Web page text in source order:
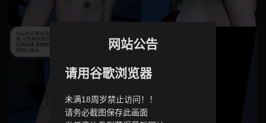
网站公告
请用谷歌浏览器
未满18周岁禁止访问！！
请务必截图保存此画面